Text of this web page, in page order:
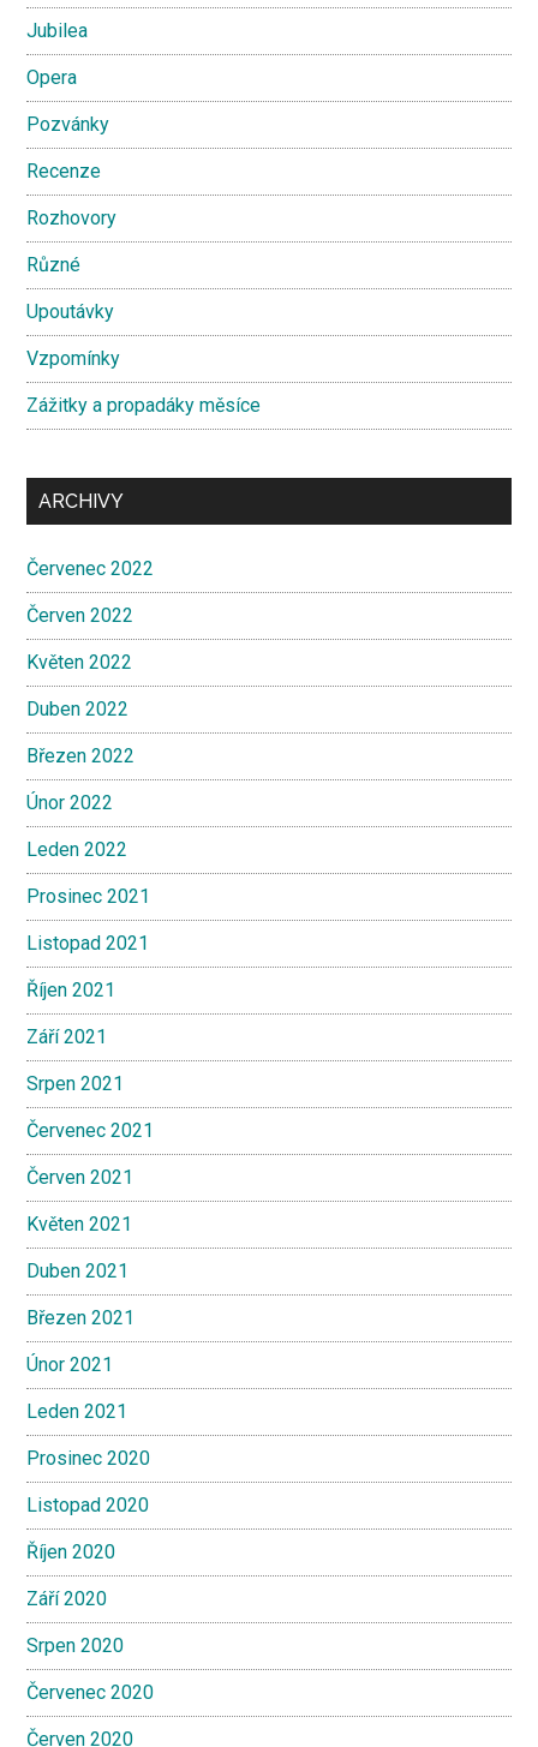
Jubilea
Opera
Pozvánky
Recenze
Rozhovory
Různé
Upoutávky
Vzpomínky
Zážitky a propadáky měsíce
ARCHIVY
Červenec 2022
Červen 2022
Květen 2022
Duben 2022
Březen 2022
Únor 2022
Leden 2022
Prosinec 2021
Listopad 2021
Říjen 2021
Září 2021
Srpen 2021
Červenec 2021
Červen 2021
Květen 2021
Duben 2021
Březen 2021
Únor 2021
Leden 2021
Prosinec 2020
Listopad 2020
Říjen 2020
Září 2020
Srpen 2020
Červenec 2020
Červen 2020